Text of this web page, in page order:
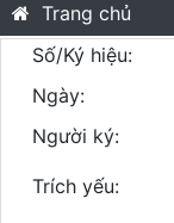
Trang chủ
Số/Ký hiệu:
Ngày:
Người ký:
Trích yếu: